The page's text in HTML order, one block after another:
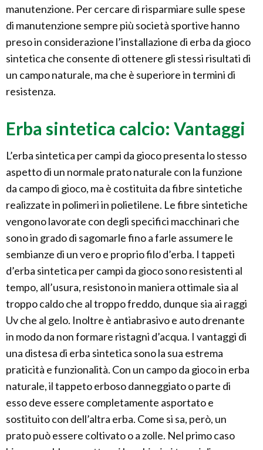
manutenzione. Per cercare di risparmiare sulle spese
di manutenzione sempre più società sportive hanno
preso in considerazione l’installazione di erba da gioco
sintetica che consente di ottenere gli stessi risultati di
un campo naturale, ma che è superiore in termini di
resistenza.
Erba sintetica calcio: Vantaggi
L’erba sintetica per campi da gioco presenta lo stesso
aspetto di un normale prato naturale con la funzione
da campo di gioco, ma è costituita da fibre sintetiche
realizzate in polimeri in polietilene. Le fibre sintetiche
vengono lavorate con degli specifici macchinari che
sono in grado di sagomarle fino a farle assumere le
sembianze di un vero e proprio filo d’erba. I tappeti
d’erba sintetica per campi da gioco sono resistenti al
tempo, all’usura, resistono in maniera ottimale sia al
troppo caldo che al troppo freddo, dunque sia ai raggi
Uv che al gelo. Inoltre è antiabrasivo e auto drenante
in modo da non formare ristagni d’acqua. I vantaggi di
una distesa di erba sintetica sono la sua estrema
praticità e funzionalità. Con un campo da gioco in erba
naturale, il tappeto erboso danneggiato o parte di
esso deve essere completamente asportato e
sostituito con dell’altra erba. Come si sa, però, un
prato può essere coltivato o a zolle. Nel primo caso